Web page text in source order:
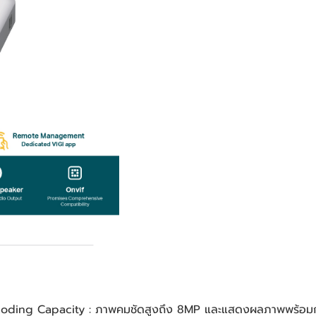
Capacity : ภาพคมชัดสูงถึง 8MP และแสดงผลภาพพร้อม